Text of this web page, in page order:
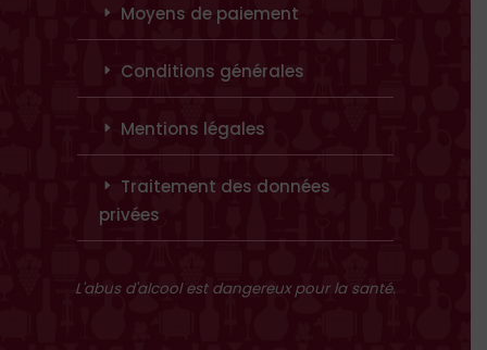
Moyens de paiement
Conditions générales
Mentions légales
Traitement des données
privées
L'abus d'alcool est dangereux pour la santé.